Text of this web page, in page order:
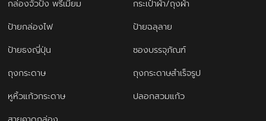
กล่องจั่วปัง พรีเมี่ยม
กระเป๋าผ้า/ถุงผ้า
ป้ายกล่องไฟ
ป้ายฉลุลาย
ป้ายธงญี่ปุ่น
ซองบรรจุภัณฑ์
ถุงกระดาษ
ถุงกระดาษสำเร็จรูป
หูหิ้วแก้วกระดาษ
ปลอกสวมแก้ว